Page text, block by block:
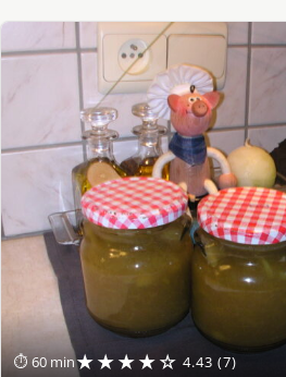
⏱ 60 min★★★★☆ 4.43 (7)